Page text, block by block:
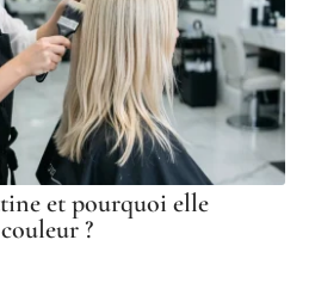
et pourquoi elle
?